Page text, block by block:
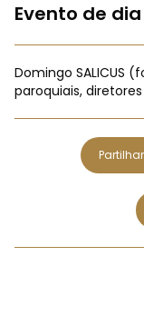
Evento de
Domingo SALICUS
paroquiais,
Partilhar